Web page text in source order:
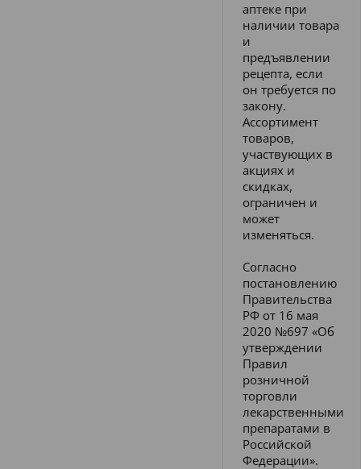
аптеке при
наличии товара
и
предъявлении
рецепта, если
он требуется по
закону.
Ассортимент
товаров,
участвующих в
акциях и
скидках,
ограничен и
может
изменяться.
Согласно
постановлению
Правительства
РФ от 16 мая
2020 №697 «Об
утверждении
Правил
розничной
торговли
лекарственными
препаратами в
Российской
Федерации».